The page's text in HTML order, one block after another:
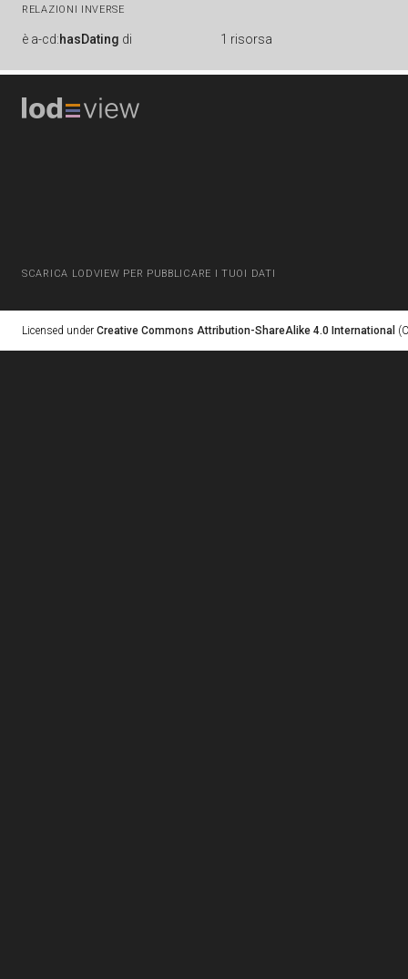
RELAZIONI INVERSE
è a-cd:hasDating di 1 risorsa
SCARICA LODVIEW PER PUBBLICARE I TUOI DATI
Licensed under Creative Commons Attribution-ShareAlike 4.0 International